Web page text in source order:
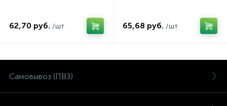
62,70 руб. /шт 65,68 руб. /шт
Самовывоз (ПВЗ)